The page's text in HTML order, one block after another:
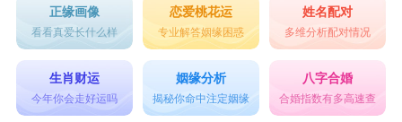
正缘画像
看看真爱长什么样
恋爱桃花运
专业解答姻缘困惑
姓名配对
多维分析配对情况
生肖财运
今年你会走好运吗
姻缘分析
揭秘你命中注定姻缘
八字合婚
合婚指数有多高速查